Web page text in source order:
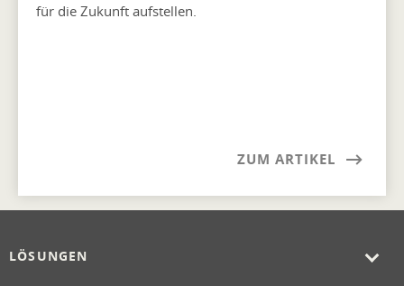
für die Zukunft aufstellen.
ZUM ARTIKEL
LÖSUNGEN